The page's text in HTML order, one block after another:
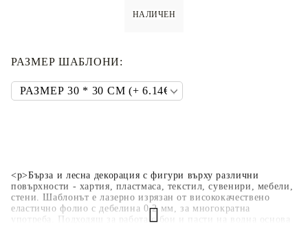
НАЛИЧЕН
<p>Бърза и лесна декорация с фигури върху различни
повърхности - хартия, пластмаса, текстил, сувенири, мебели,
стени. Шаблонът е лазерно изрязан от висококачествено
еластично фолио с дебелина 0,2 мм, за многократна
употреба. Подходящ за работа с бои и пасти на водна основа
РАЗМЕР ШАБЛОНИ: